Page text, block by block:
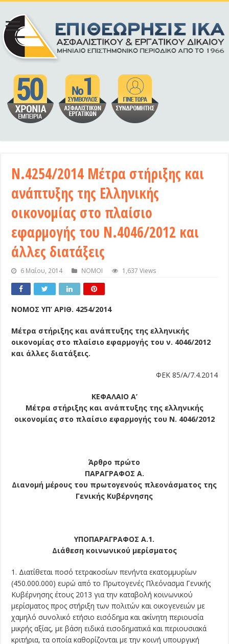
Ν.4254/2014 Μέτρα στήριξης και
ανάπτυξης της Ελληνικής
οικονομίας στο πλαίσιο
εφαρμογής του Ν.4046/2012 και
άλλες διατάξεις
6 Μαΐου, 2014 ΝΟΜΟΙ 1,637 Views
ΝΟΜΟΣ ΥΠ’ ΑΡΙΘ. 4254/2014
Μέτρα στήριξης και ανάπτυξης της ελληνικής
οικονομίας στο πλαίσιο εφαρμογής του ν. 4046/2012
και άλλες διατάξεις.
ΦΕΚ 85/Α/7.4.2014
ΚΕΦΑΛΑΙΟ Α’
Μέτρα στήριξης και ανάπτυξης της ελληνικής
οικονομίας στο πλαίσιο εφαρμογής του Ν. 4046/2012
Άρθρο πρώτο
ΠΑΡΑΓΡΑΦΟΣ Α.
Διανομή μέρους του πρωτογενούς πλεονάσματος της
Γενικής Κυβέρνησης
ΥΠΟΠΑΡΑΓΡΑΦΟΣ Α.1.
Διάθεση κοινωνικού μερίσματος
1. Διατίθεται ποσό τετρακοσίων πενήντα εκατομμυρίων
(450.000.000) ευρώ από το Πρωτογενές Πλεόνασμα Γενικής
Κυβέρνησης έτους 2013 για την καταβολή κοινωνικού
μερίσματος προς στήριξη των πολιτών και οικογενειών με
χαμηλό συνολικό ετήσιο εισόδημα και ακίνητη περιουσία
μικρής αξίας, με βάση ειδικά εισοδηματικά και περιουσιακά
κριτήρια, τα οποία καθορίζονται με την κοινή υπουργική